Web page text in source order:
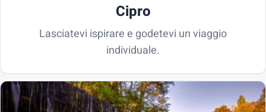
Cipro
Lasciatevi ispirare e godetevi un viaggio
individuale.